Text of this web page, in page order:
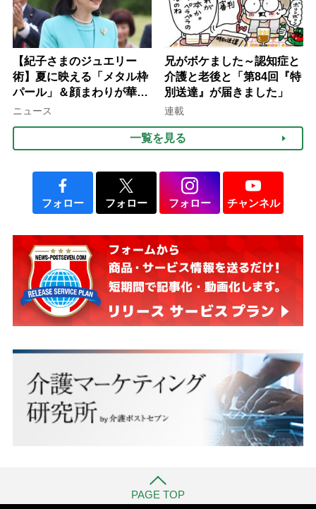
【紀子さまのジュエリー
術】夏に映える「メタル枠
パール」＆顔まわりが華や
ぐ「揺れる一粒」の使い分
ニュース
兄がボケました～認知症と
介護と老後と「第84回『特
別送達』が届きました」
連載
一覧を見る
フォロー フォロー フォロー チャンネル
PAGE TOP